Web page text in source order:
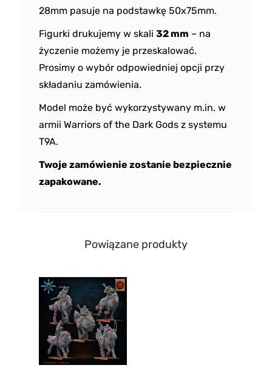
28mm pasuje na podstawkę 50x75mm.
Figurki drukujemy w skali 32 mm – na
życzenie możemy je przeskalować.
Prosimy o wybór odpowiedniej opcji przy
składaniu zamówienia.
Model może być wykorzystywany m.in. w
armii Warriors of the Dark Gods z systemu
T9A.
Twoje zamówienie zostanie bezpiecznie
zapakowane.
Powiązane produkty